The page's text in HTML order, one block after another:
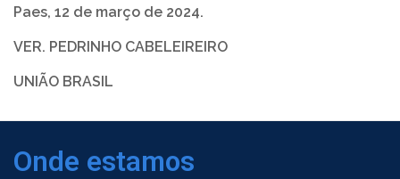
Paes, 12 de março de 2024.
VER. PEDRINHO CABELEIREIRO
UNIÃO BRASIL
Onde estamos